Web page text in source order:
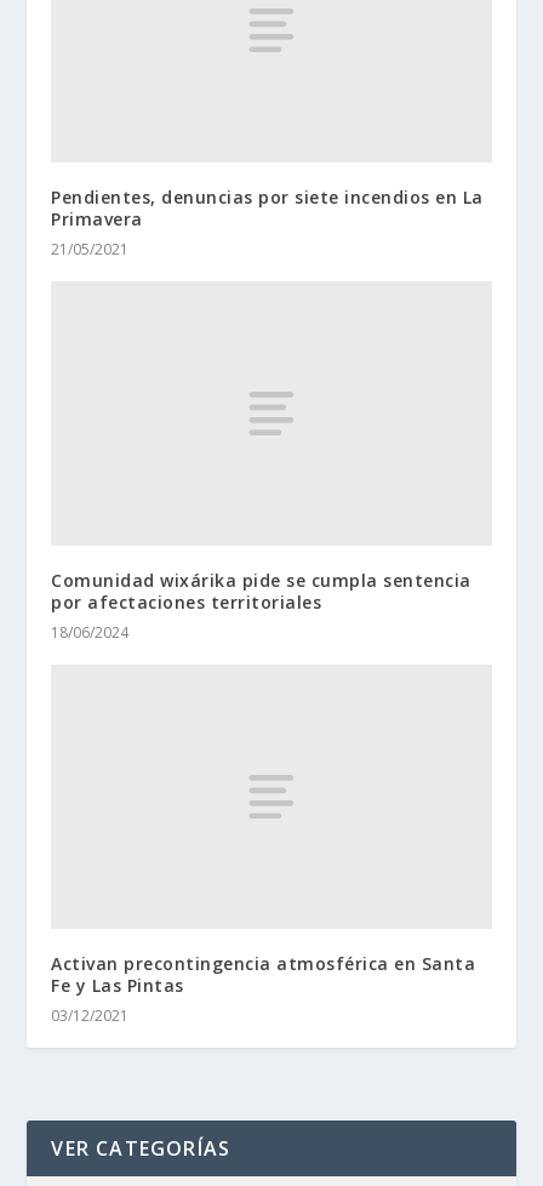
Pendientes, denuncias por siete incendios en La
Primavera
21/05/2021
Comunidad wixárika pide se cumpla sentencia
por afectaciones territoriales
18/06/2024
Activan precontingencia atmosférica en Santa
Fe y Las Pintas
03/12/2021
VER CATEGORÍAS